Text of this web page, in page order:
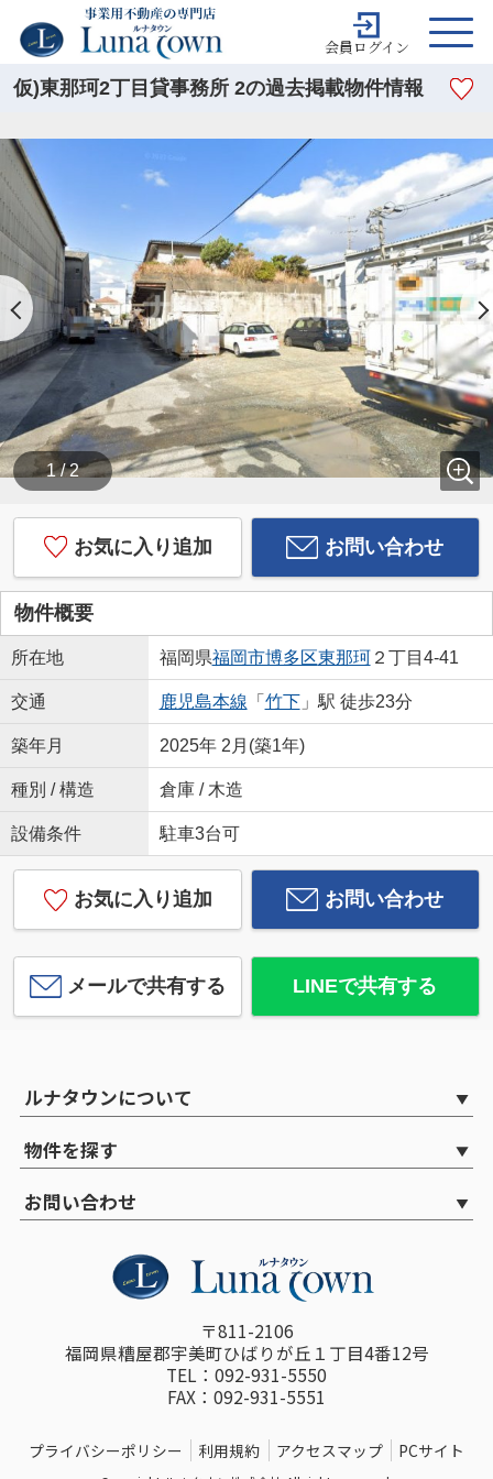
会員ログイン
仮)東那珂2丁目貸事務所 2の過去掲載物件情報
1 / 2
お気に入り追加 お問い合わせ
物件概要
所在地 福岡県福岡市博多区東那珂２丁目4-41
交通 鹿児島本線 「 竹下」駅 徒歩23分
築年月 2025年 2月(築1年)
種別 / 構造 倉庫 / 木造
設備条件 駐車3台可
お気に入り追加 お問い合わせ
メールで共有する LINEで共有する
ルナタウンについて
物件を探す
お問い合わせ
〒811-2106
福岡県糟屋郡宇美町ひばりが丘１丁目4番12号
TEL：092-931-5550
FAX：092-931-5551
プライバシーポリシー 利用規約 アクセスマップ PCサイト